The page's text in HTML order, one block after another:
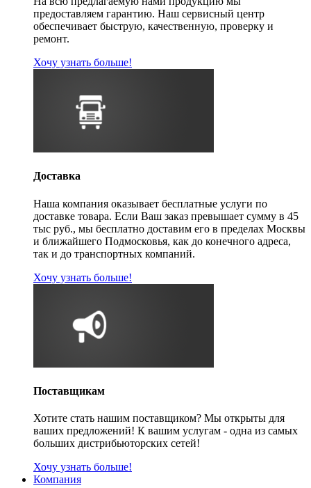
предоставляем гарантию. Наш сервисный центр
обеспечивает быструю, качественную, проверку и
ремонт.
Хочу узнать больше!
Доставка
Наша компания оказывает бесплатные услуги по
доставке товара. Если Ваш заказ превышает сумму в 45
тыс руб., мы бесплатно доставим его в пределах Москвы
и ближайшего Подмосковья, как до конечного адреса,
так и до транспортных компаний.
Хочу узнать больше!
Поставщикам
Хотите стать нашим поставщиком? Мы открыты для
ваших предложений! К вашим услугам - одна из самых
больших дистрибьюторских сетей!
Хочу узнать больше!
Компания